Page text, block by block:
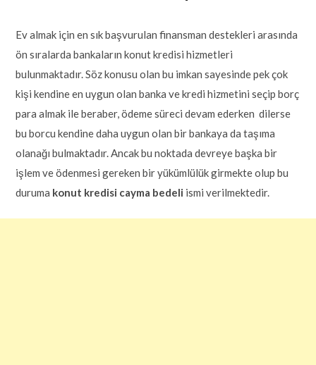
Ev almak için en sık başvurulan finansman destekleri arasında
ön sıralarda bankaların konut kredisi hizmetleri
bulunmaktadır. Söz konusu olan bu imkan sayesinde pek çok
kişi kendine en uygun olan banka ve kredi hizmetini seçip borç
para almak ile beraber, ödeme süreci devam ederken dilerse
bu borcu kendine daha uygun olan bir bankaya da taşıma
olanağı bulmaktadır. Ancak bu noktada devreye başka bir
işlem ve ödenmesi gereken bir yükümlülük girmekte olup bu
duruma konut kredisi cayma bedeli ismi verilmektedir.